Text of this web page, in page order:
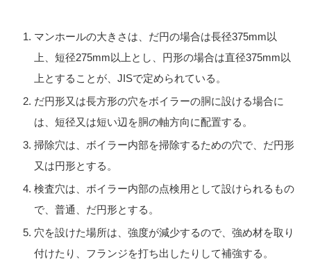
マンホールの大きさは、だ円の場合は長径375mm以
上、短径275mm以上とし、円形の場合は直径375mm以
上とすることが、JISで定められている。
だ円形又は長方形の穴をボイラーの胴に設ける場合に
は、短径又は短い辺を胴の軸方向に配置する。
掃除穴は、ボイラー内部を掃除するための穴で、だ円形
又は円形とする。
検査穴は、ボイラー内部の点検用として設けられるもの
で、普通、だ円形とする。
穴を設けた場所は、強度が減少するので、強め材を取り
付けたり、フランジを打ち出したりして補強する。